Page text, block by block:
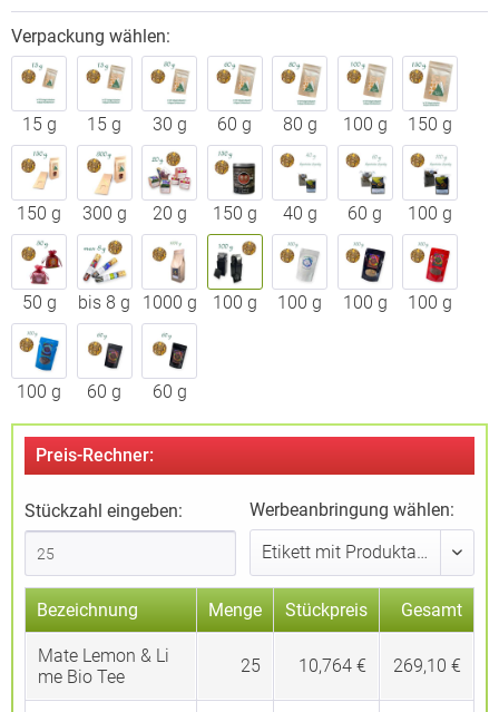
Verpackung wählen:
15 g 15 g 30 g 60 g 80 g 100 g 150 g
150 g 300 g 20 g 150 g 40 g 60 g 100 g
50 g bis 8 g 1000 g 100 g 100 g 100 g 100 g
100 g 60 g 60 g
Preis-Rechner:
Stückzahl eingeben: Werbeanbringung wählen:
Bezeichnung Menge Stückpreis Gesamt
Mate Lemon & Li
me Bio Tee
25 10,764 € 269,10 €